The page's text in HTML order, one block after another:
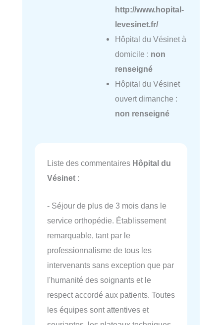
http://www.hopital-
levesinet.fr/
Hôpital du Vésinet à
domicile : non
renseigné
Hôpital du Vésinet
ouvert dimanche :
non renseigné
Liste des commentaires Hôpital du
Vésinet :
- Séjour de plus de 3 mois dans le
service orthopédie. Établissement
remarquable, tant par le
professionnalisme de tous les
intervenants sans exception que par
l'humanité des soignants et le
respect accordé aux patients. Toutes
les équipes sont attentives et